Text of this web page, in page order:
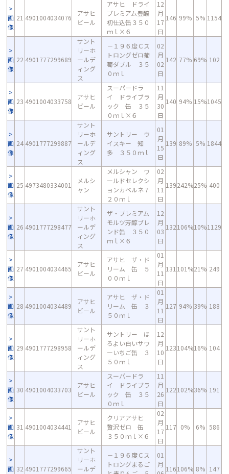
画
像
21 4901004034076
アサヒ
ビール
アサヒ ドライ
プレミアム豊醸
初仕込缶３５０
ｍｌ×６
12
月
17
日
146 99% 5% 1154
画
像
22 4901777299689
サント
リーホ
ールデ
ィング
ス
－１９６度Ｃス
トロングゼロ葡
萄ダブル ３５
０ｍｌ
02
月
02
日
142 77% 69% 102
画
像
23 4901004033758
アサヒ
ビール
スーパードラ
イ ドライブラ
ック 缶 ３５
０ｍｌ×６
11
月
30
日
140 94% 15%1045
画
像
24 4901777299887
サント
リーホ
ールデ
ィング
ス
サントリー ウ
イスキー 知
多 ３５０ｍｌ
01
月
15
日
139 89% 5% 1844
画
像
25 4973480334001
メルシ
ャン
メルシャン ワ
ールドセレクシ
ョンカベルネ７
２０ｍｌ
02
月
11
日
139242%25% 400
画
像
26 4901777298477
サント
リーホ
ールデ
ィング
ス
ザ・プレミアム
モルツ芳醇ブレ
ンド缶 ３５０
ｍｌ×６
12
月
03
日
132106%10%1129
画
像
27 4901004034465
アサヒ
ビール
アサヒ ザ・ド
リーム 缶 ５
００ｍｌ
01
月
11
日
131 101%21% 249
画
像
28 4901004034489
アサヒ
ビール
アサヒ ザ・ド
リーム 缶 ３
５０ｍｌ
01
月
11
日
127 94% 39% 188
画
像
29 4901777298958
サント
リーホ
ールデ
ィング
ス
サントリー ほ
ろよい白いサワ
ーいちご缶 ３
５０ｍｌ
12
月
10
日
123104%16% 104
画
像
30 4901004033703
アサヒ
ビール
スーパードラ
イ ドライブラ
ック 缶 ３５
０ｍｌ
11
月
26
日
122102%36% 191
画
像
31 4901004034441
アサヒ
ビール
クリアアサヒ
贅沢ゼロ 缶
３５０ｍｌ×６
02
月
17
日
117 0% 6% 586
画 32 4901777299665
サント
リーホ
ールデ
－１９６度Ｃス
トロングまるご
01
月
116106% 8% 147